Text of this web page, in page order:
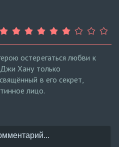
остерегаться любви к
Хану только
в его секрет,
лицо.